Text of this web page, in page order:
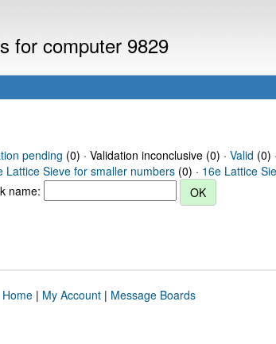
for computer 9829
pending (0) · Validation inconclusive (0) · Valid (0) ·
Lattice Sieve for smaller numbers (0) · 16e Lattice
name:
Home| My Account| Message Boards